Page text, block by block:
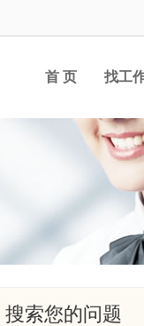
首 页 找工
搜索您的问题